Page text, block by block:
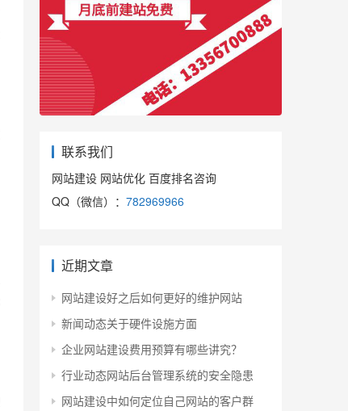
联系我们
网站建设 网站优化 百度排名咨询
QQ（微信）： 782969966
近期文章
网站建设好之后如何更好的维护网站
新闻动态关于硬件设施方面
企业网站建设费用预算有哪些讲究？
行业动态网站后台管理系统的安全隐患
网站建设中如何定位自己网站的客户群